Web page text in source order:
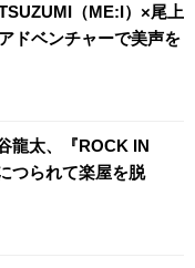
（ME:I）×尾上
ドベンチャーで美声を
龍太、『ROCK IN
つられて楽屋を脱